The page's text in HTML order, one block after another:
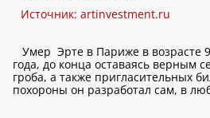
Источник: artinvestment.ru
Умер Эрте в Париже в возрасте
года, до конца оставаясь верным
гроба, а также пригласительных
похороны он разработал сам, в